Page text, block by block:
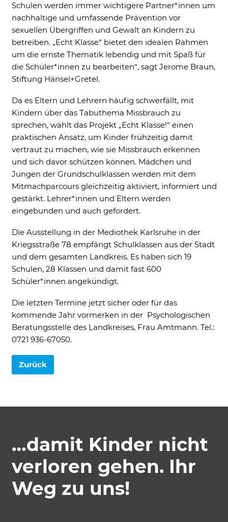
Schulen werden immer wichtigere Partner*innen um
nachhaltige und umfassende Prävention vor
sexuellen Übergriffen und Gewalt an Kindern zu
betreiben. „Echt Klasse“ bietet den idealen Rahmen
um die ernste Thematik lebendig und mit Spaß für
die Schüler*innen zu bearbeiten“, sagt Jerome Braun,
Stiftung Hänsel+Gretel.
Da es Eltern und Lehrern häufig schwerfällt, mit
Kindern über das Tabuthema Missbrauch zu
sprechen, wählt das Projekt „Echt Klasse!“ einen
praktischen Ansatz, um Kinder frühzeitig damit
vertraut zu machen, wie sie Missbrauch erkennen
und sich davor schützen können. Mädchen und
Jungen der Grundschulklassen werden mit dem
Mitmachparcours gleichzeitig aktiviert, informiert und
gestärkt. Lehrer*innen und Eltern werden
eingebunden und auch gefordert.
Die Ausstellung in der Mediothek Karlsruhe in der
Kriegsstraße 78 empfängt Schulklassen aus der Stadt
und dem gesamten Landkreis. Es haben sich 19
Schulen, 28 Klassen und damit fast 600
Schüler*innen angekündigt.
Die letzten Termine jetzt sicher oder für das
kommende Jahr vormerken in der Psychologischen
Beratungsstelle des Landkreises, Frau Amtmann. Tel.:
0721 936-67050.
Zurück
…damit Kinder nicht
verloren gehen. Ihr
Weg zu uns!
aktivieren. Hierbei werden können
anonymisierte Daten an eventuelle
Drittanbieter weitergeleitet.
Cookie Informationen anzeigen
Akzeptieren Speichern Ablehnen
Impressum Datenschutz